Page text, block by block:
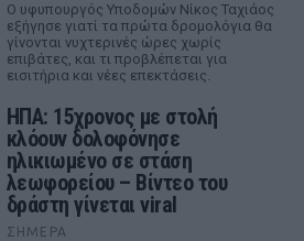
Ο υφυπουργός Υποδομών Νίκος Ταχιάος
εξήγησε γιατί τα πρώτα δρομολόγια θα
γίνονται νυχτερινές ώρες χωρίς
επιβάτες, και τι προβλέπεται για
εισιτήρια και νέες επεκτάσεις.
ΗΠΑ: 15χρονος με στολή
κλόουν δολοφόνησε
ηλικιωμένο σε στάση
λεωφορείου – Βίντεο του
δράστη γίνεται viral
ΣΉΜΕΡΑ